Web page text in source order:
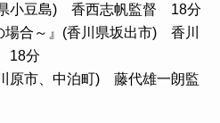
県小豆島) 香西志帆監督 18分
場合～』(香川県坂出市) 香川
18分
原市、中泊町) 藤代雄一朗監